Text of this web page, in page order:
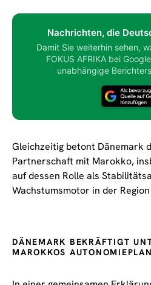
Nachrichten, die
Damit Sie weiterhin sehen,
FOKUS AFRIKA bei
unabhängige
Gleichzeitig betont Dänemark
Partnerschaft mit Marokko,
auf dessen Rolle als
Wachstumsmotor in der
DÄNEMARK BEKRÄFTIGT
MAROKKOS AUTONOMIEPLAN